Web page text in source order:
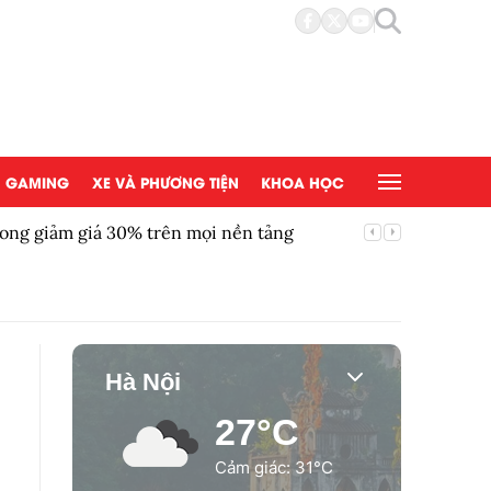
GAMING XE VÀ PHƯƠNG TIỆN KHOA HỌC
giảm giá 30% trên mọi nền tảng
Hà Nội
27°C
Cảm giác: 31°C